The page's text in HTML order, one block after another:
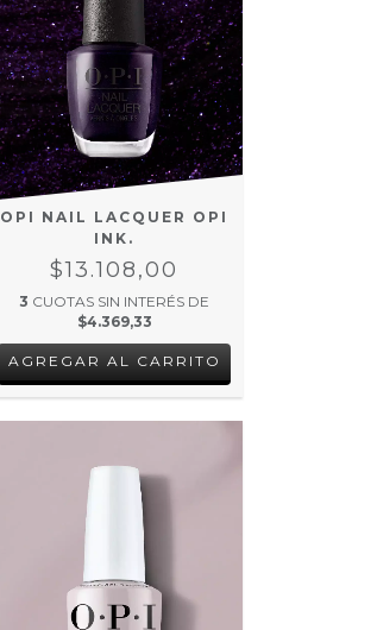
OPI NAIL LACQUER OPI
INK.
$13.108,00
3 CUOTAS SIN INTERÉS DE
$4.369,33